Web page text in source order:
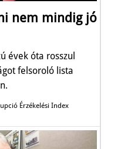
nem mindig jó
évek óta rosszul
felsoroló lista
Érzékelési Index